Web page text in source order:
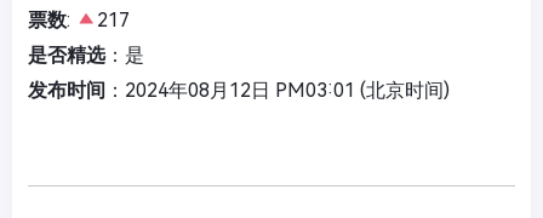
票数:
217
是否精选：是
发布时间 ：2024年08月12日 PM03:01 (北京时间)